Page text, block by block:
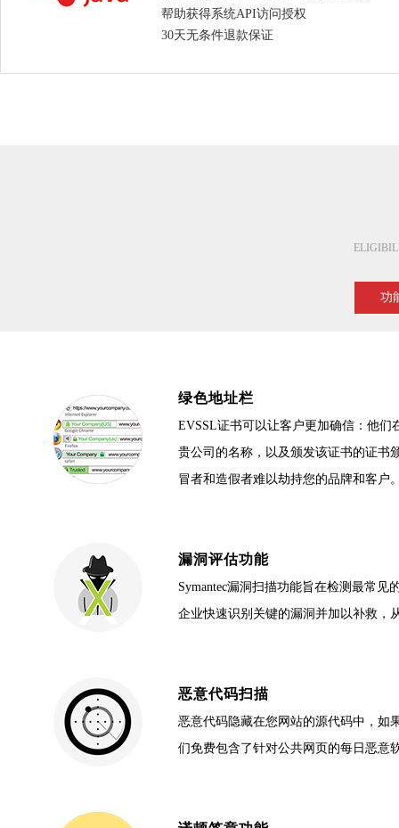
帮助获得系统API访问授权
30天无条件退款保证
功
绿色地址栏
EVSSL证书可以让客户更加确信：他
贵公司的名称，以及颁发该证书的证书
冒者和造假者难以劫持您的品牌和客户
漏洞评估功能
Symantec漏洞扫描功能旨在检测最常
企业快速识别关键的漏洞并加以补救，
恶意代码扫描
恶意代码隐藏在您网站的源代码中，如
们免费包含了针对公共网页的每日恶意